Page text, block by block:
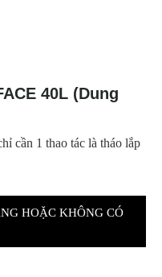
40L (Dung
cần 1 thao tác là tháo lắp
HOẶC KHÔNG CÓ